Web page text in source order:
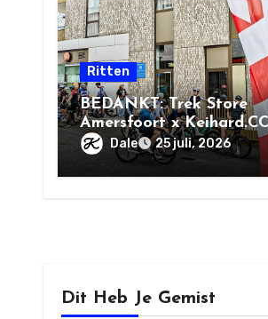
Ritten
BEDANKT: Trek Store
Amersfoort x Keihard.CC
Social Ride + BBQ
Dale 25 juli, 2026
Dit Heb Je Gemist